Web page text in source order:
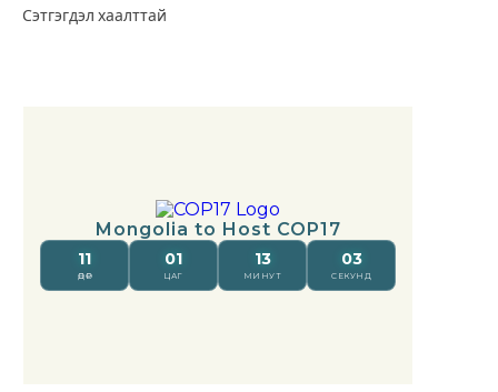
Сэтгэгдэл хаалттай